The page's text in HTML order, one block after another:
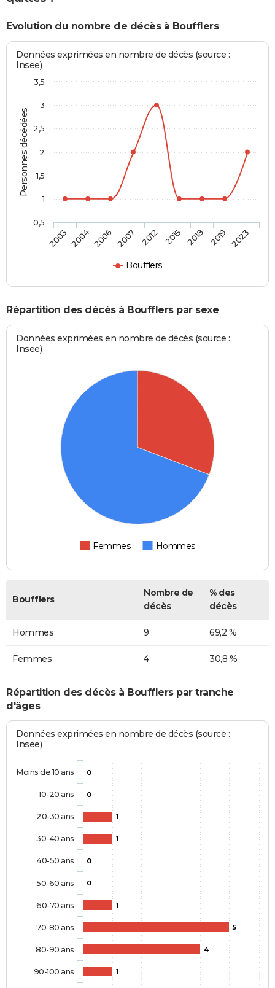
Evolution du nombre de décès à Boufflers
Personnes décédées
Données exprimées en nombre de décès (source :
Insee)
Boufflers
2003 2004 2006 2007 2012 2015 2018 2019 2023
0,5
1
1,5
2
2,5
3
3,5
Répartition des décès à Boufflers par sexe
Données exprimées en nombre de décès (source :
Insee)
Femmes Hommes
Boufflers
Nombre de
décès
% des
décès
Hommes 9 69,2 %
Femmes 4 30,8 %
Répartition des décès à Boufflers par tranche
d'âges
Données exprimées en nombre de décès (source :
Insee)
0
0
1
1
0
0
1
5
4
1
Moins de 10 ans
10-20 ans
20-30 ans
30-40 ans
40-50 ans
50-60 ans
60-70 ans
70-80 ans
80-90 ans
90-100 ans